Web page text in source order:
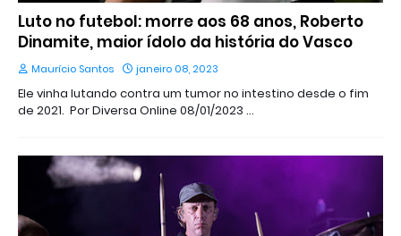
Luto no futebol: morre aos 68 anos, Roberto
Dinamite, maior ídolo da história do Vasco
Maurício Santos janeiro 08, 2023
Ele vinha lutando contra um tumor no intestino desde o fim
de 2021. Por Diversa Online 08/01/2023 …